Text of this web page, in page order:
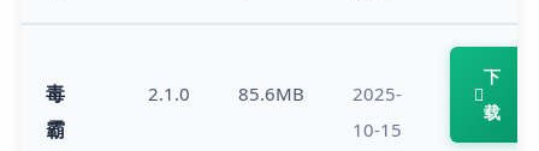
毒
霸
2.1.0 85.6MB
2025-
10-15
下
载